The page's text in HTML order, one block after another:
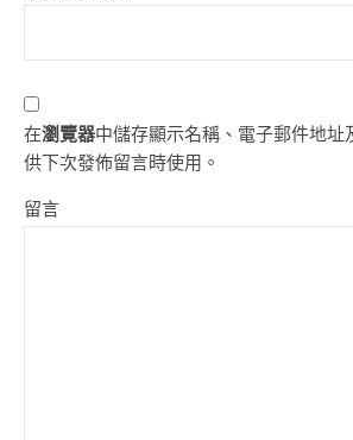
在瀏覽器中儲存顯示名稱、電子郵件地址
供下次發佈留言時使用。
留言